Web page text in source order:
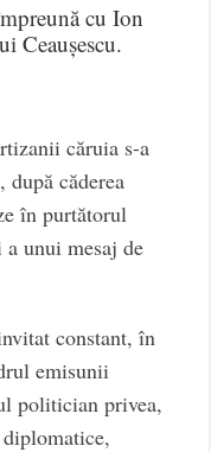
cu Ion
Ceaușescu.
căruia s-a
căderea
în purtătorul
unui mesaj de
constant, în
emisunii
politician privea,